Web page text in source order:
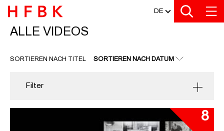
Zu den Filtern
Zur Metanavigation
Zur Hauptnavigation
Zur Suche
Zum Inhalt
Zum Seitenfuss DE
ALLE VIDEOS
ALLE VIDEOS
SORTIEREN NACH TITEL SORTIEREN NACH DATUM
Filter
8